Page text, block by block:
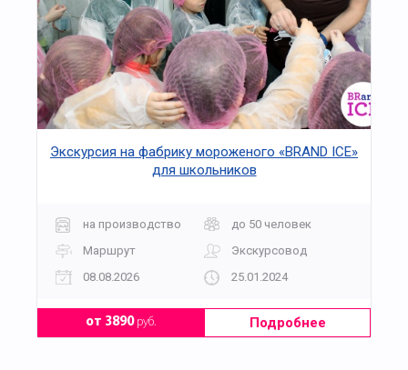
Экскурсия на фабрику мороженого «BRAND ICE»
для школьников
на производство
до 50 человек
Маршрут
Экскурсовод
08.08.2026
25.01.2024
от 3890руб. Подробнее